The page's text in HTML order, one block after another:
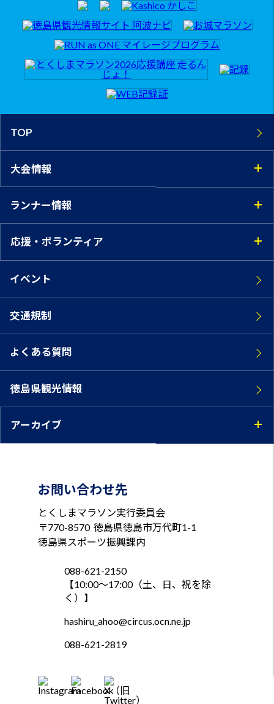
TOP
大会情報
ランナー情報
応援・ボランティア
イベント
交通規制
よくある質問
徳島県観光情報
アーカイブ
お問い合わせ先
とくしまマラソン実行委員会
〒770-8570 徳島県徳島市万代町1-1
徳島県スポーツ振興課内
088-621-2150
【10:00～17:00（土、日、祝を除
く）】
hashiru_ahoo@circus.ocn.ne.jp
088-621-2819